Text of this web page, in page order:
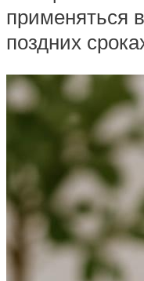
применяться
поздних